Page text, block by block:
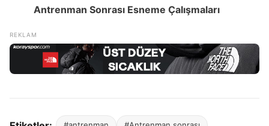
Antrenman Sonrası Esneme Çalışmaları